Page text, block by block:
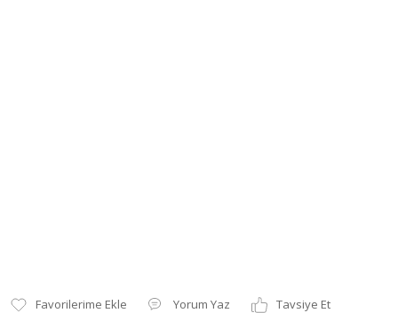
Yorum Yaz
Tavsiye Et